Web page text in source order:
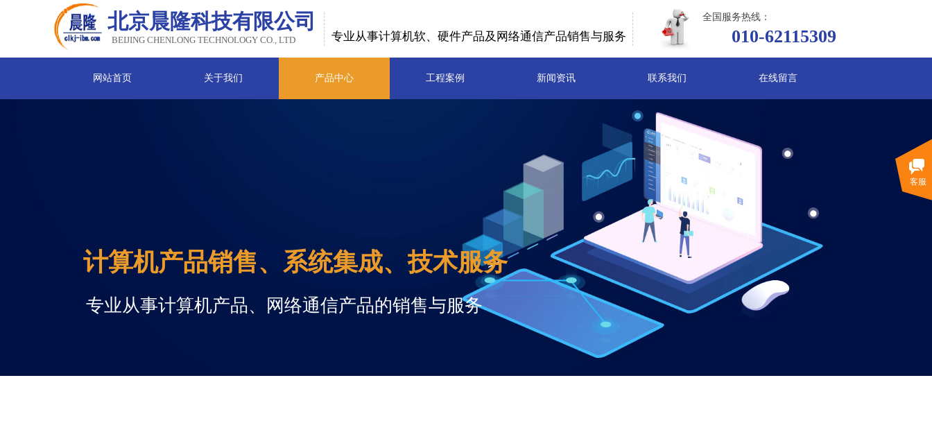
北京晨隆科技有限公司 全国服务热线：
010-62115309
专业从事计算机软、硬件产品及 网络通信产品销售与服务
BEIJING CHENLONG TECHNOLOGY CO., LTD
网站首页 关于我们 产品中心 工程案例 新闻资讯 联系我们 在线留言
计算机产品销售、系统集成、技术服务
专业从事计算机产品、网络通信产品的销售与服务
客服